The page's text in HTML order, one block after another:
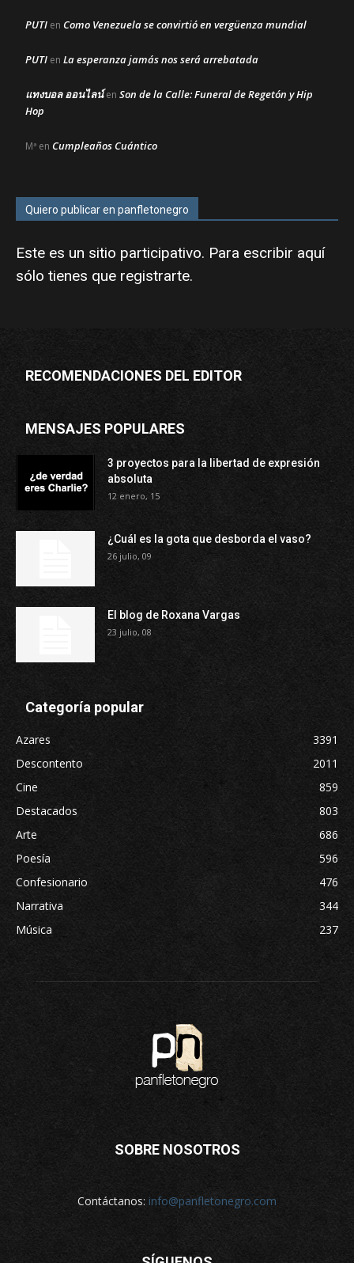
PUTI en Como Venezuela se convirtió en vergüenza mundial
PUTI en La esperanza jamás nos será arrebatada
แทงบอล ออนไลน์en Son de la Calle: Funeral de Regetón y Hip
Hop
Mª en Cumpleaños Cuántico
Quiero publicar en panfletonegro
Este es un sitio participativo. Para escribir aquí
sólo tienes que registrarte.
RECOMENDACIONES DEL EDITOR
MENSAJES POPULARES
3 proyectos para la libertad de expresión
absoluta
12 enero, 15
¿Cuál es la gota que desborda el vaso?
26 julio, 09
El blog de Roxana Vargas
23 julio, 08
Categoría popular
Azares
3391
Descontento
2011
Cine
859
Destacados
803
Arte
686
Poesía
596
Confesionario
476
Narrativa
344
Música
237
SOBRE NOSOTROS
Contáctanos: info@panfletonegro.com